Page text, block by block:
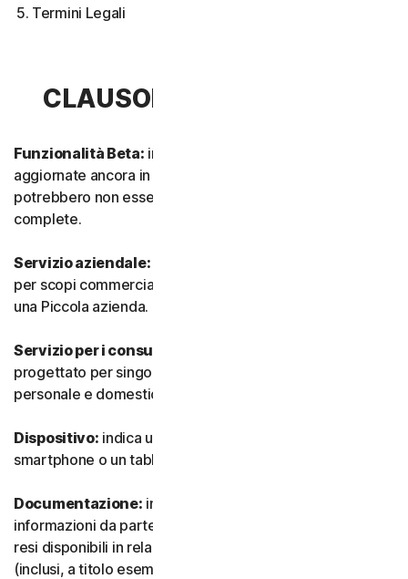
Termini Legali
CLAUSOLA 1 - DEFINIZIONI
Funzionalità Beta: indica funzionalità nuove e/o
aggiornate ancora in modalità test. Tali funzionalità
potrebbero non essere ancora completamente attive o
complete.
Servizio aziendale:
per scopi commerciali e destinato all’utilizzo interno in
una Piccola azienda.
Servizio per i consumatori:
progettato per singoli consumatori e destinato all’utilizzo
personale e domestico.
Dispositivo: indica un computer, un laptop, uno
smartphone o un tablet.
Documentazione: indica tutti i documenti e le
informazioni da parte nostra che accompagnano o sono
resi disponibili in relazione al Servizio e/o al Software
(inclusi, a titolo esemplificativo e non esaustivo, qualsiasi